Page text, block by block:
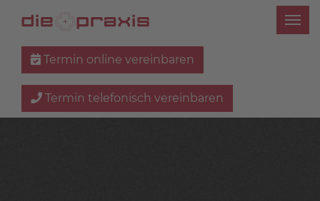
Termin online vereinbaren
Termin telefonisch vereinbaren